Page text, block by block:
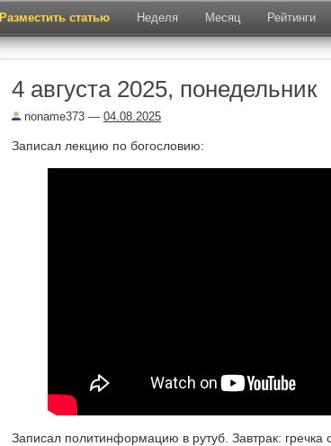
Разместить статью Неделя Месяц Рейтинги
4 августа 2025, понедельник
noname373 — 04.08.2025
Записал лекцию по богословию:
Записал политинформацию в рутуб. Завтрак: гречка